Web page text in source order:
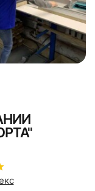
выступа
рассчитывают
до начала
см.
ширина
Чтобы
подбирать
покупки
89 мм и
получить
обработке
обработке